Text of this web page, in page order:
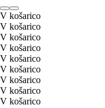
V košarico
V košarico
V košarico
V košarico
V košarico
V košarico
V košarico
V košarico
V košarico